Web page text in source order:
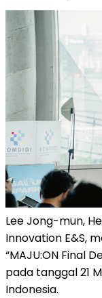
Lee Jong-mun,
Innovation E&S,
“MAJU:ON Final
pada tanggal 21
Indonesia.